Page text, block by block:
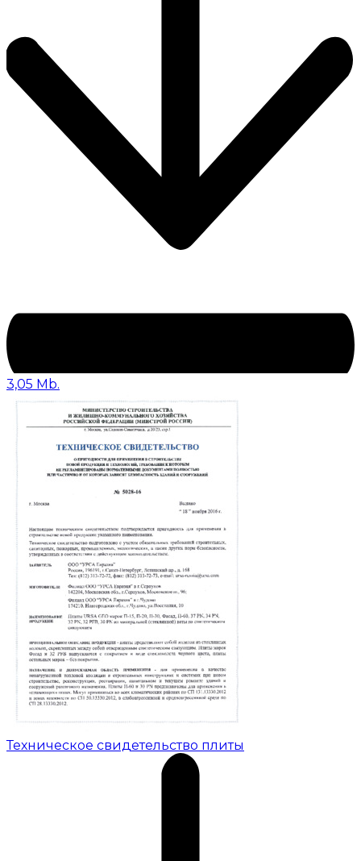
3,05 Mb.
Техническое свидетельство плиты